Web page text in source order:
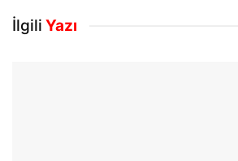
İlgili Yazı